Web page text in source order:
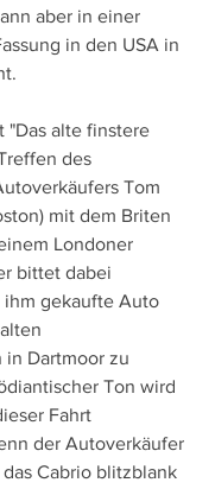
aber in einer
in den USA in
"Das alte finstere
des
Tom
mit dem Briten
Londoner
bittet dabei
ihm gekaufte Auto
in Dartmoor zu
Ton wird
Fahrt
der Autoverkäufer
Cabrio blitzblank